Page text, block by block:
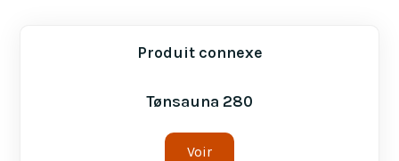
Produit connexe
Tønsauna 280
Voir